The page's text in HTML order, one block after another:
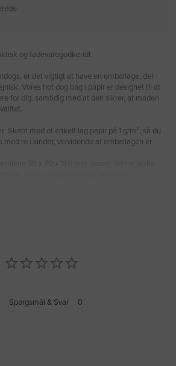
og fødevaregodkendt
er det vigtigt at have en emballage, der
Vores hot dog bag i papir er designet til at
for dig, samtidig med at den sikrer, at maden
Skabt med et enkelt lag papir på 1 g/m², så du
med ro i sindet, velvidende at emballagen er
Spørgsmål & Svar